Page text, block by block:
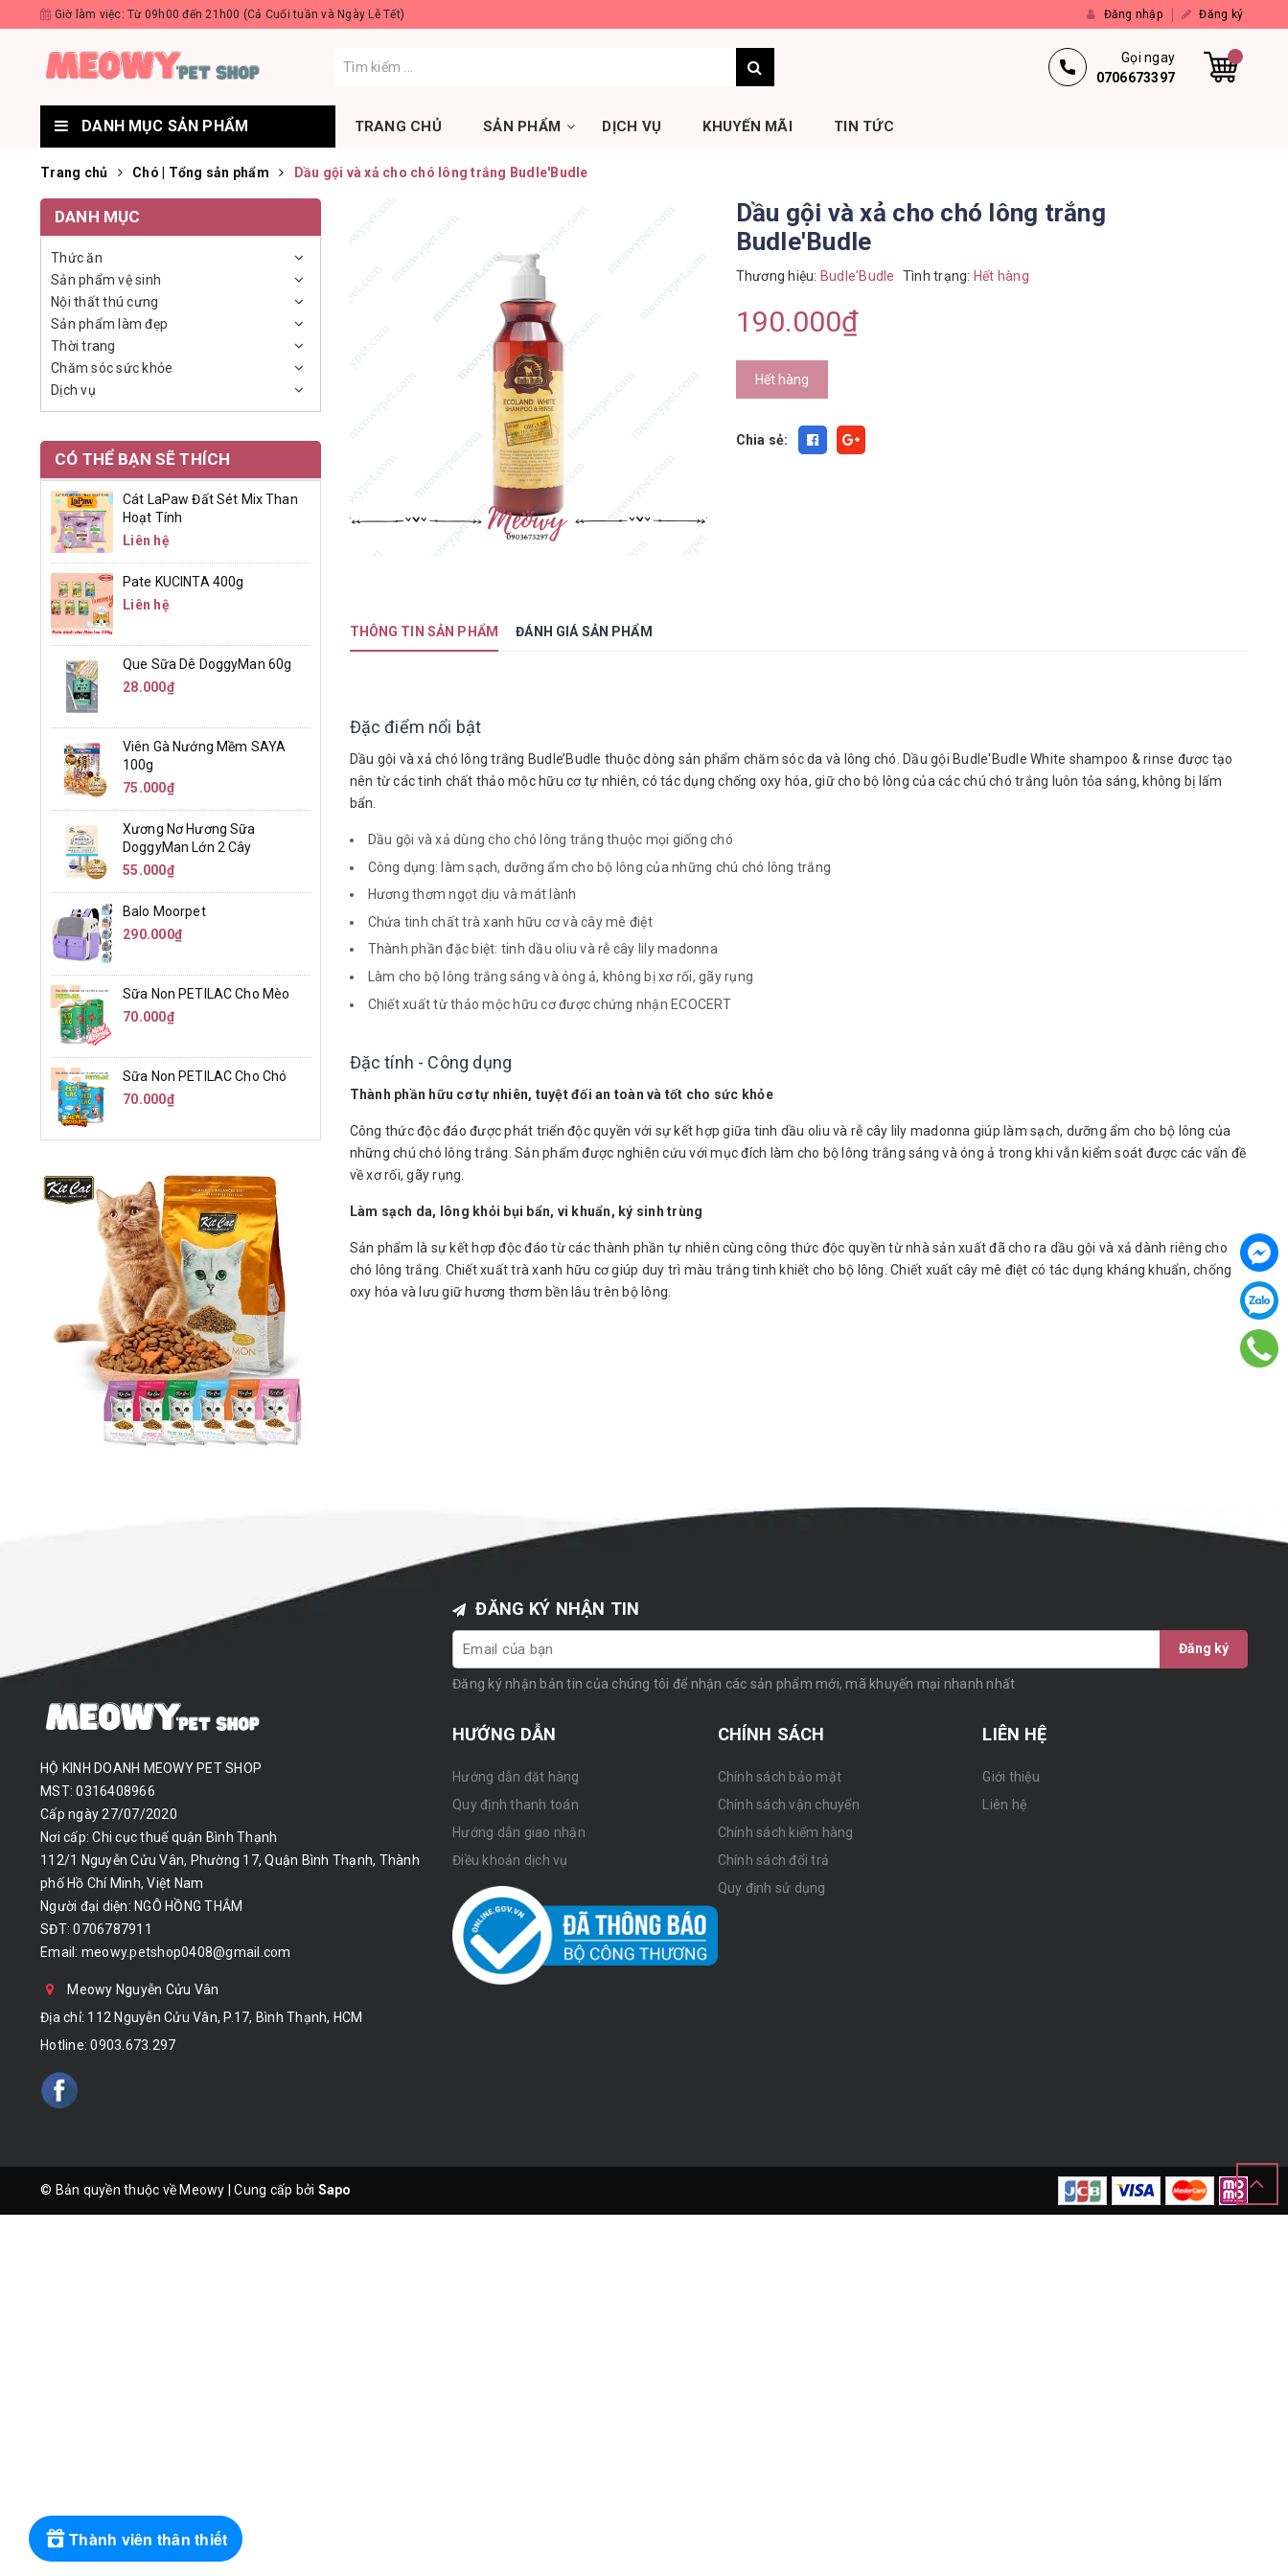
Giờ làm việc: Từ 09h00 đến 21h00 (Cả Cuối tuần và Ngày Lễ Tết) Đăng nhập Đăng ký
Gọi ngay
0706673397
DANH MỤC SẢN PHẨM TRANG CHỦ SẢN PHẨM DỊCH VỤ KHUYẾN MÃI TIN TỨC
Trang chủ Chó | Tổng sản phẩm Dầu gội và xả cho chó lông trắng Budle'Budle
Dầu gội và xả cho chó lông trắng
Budle'Budle
Thương hiệu: Budle'Budle Tình trạng: Hết hàng
190.000₫
Hết hàng
Chia sẻ:
THÔNG TIN SẢN PHẨM ĐÁNH GIÁ SẢN PHẨM
Đặc điểm nổi bật
Dầu gội và xả chó lông trắng Budle’Budle thuộc dòng sản phẩm chăm sóc da và lông chó. Dầu gội Budle'Budle White shampoo & rinse được tạo
nên từ các tinh chất thảo mộc hữu cơ tự nhiên, có tác dụng chống oxy hóa, giữ cho bộ lông của các chú chó trắng luôn tỏa sáng, không bị lấm
bẩn.
Dầu gội và xả dùng cho chó lông trắng thuộc mọi giống chó
Công dụng: làm sạch, dưỡng ẩm cho bộ lông của những chú chó lông trắng
Hương thơm ngọt dịu và mát lành
Chứa tinh chất trà xanh hữu cơ và cây mê điệt
Thành phần đặc biệt: tinh dầu oliu và rễ cây lily madonna
Làm cho bộ lông trắng sáng và óng ả, không bị xơ rối, gãy rụng
Chiết xuất từ thảo mộc hữu cơ được chứng nhận ECOCERT
Đặc tính - Công dụng
Thành phần hữu cơ tự nhiên, tuyệt đối an toàn và tốt cho sức khỏe
Công thức độc đáo được phát triển độc quyền với sự kết hợp giữa tinh dầu oliu và rễ cây lily madonna giúp làm sạch, dưỡng ẩm cho bộ lông của
những chú chó lông trắng. Sản phẩm được nghiên cứu với mục đích làm cho bộ lông trắng sáng và óng ả trong khi vẫn kiểm soát được các vấn đề
về xơ rối, gãy rụng.
Làm sạch da, lông khỏi bụi bẩn, vi khuẩn, ký sinh trùng
Sản phẩm là sự kết hợp độc đáo từ các thành phần tự nhiên cùng công thức độc quyền từ nhà sản xuất đã cho ra dầu gội và xả dành riêng cho
chó lông trắng. Chiết xuất trà xanh hữu cơ giúp duy trì màu trắng tinh khiết cho bộ lông. Chiết xuất cây mê điệt có tác dụng kháng khuẩn, chống
oxy hóa và lưu giữ hương thơm bền lâu trên bộ lông.
DANH MỤC
Thức ăn
Sản phẩm vệ sinh
Nội thất thú cưng
Sản phẩm làm đẹp
Thời trang
Chăm sóc sức khỏe
Dịch vụ
CÓ THỂ BẠN SẼ THÍCH
Cát LaPaw Đất Sét Mix Than
Hoạt Tính
Liên hệ
Pate KUCINTA 400g
Liên hệ
Que Sữa Dê DoggyMan 60g
28.000₫
Viên Gà Nướng Mềm SAYA
100g
75.000₫
Xương Nơ Hương Sữa
DoggyMan Lớn 2 Cây
55.000₫
Balo Moorpet
290.000₫
Sữa Non PETILAC Cho Mèo
70.000₫
Sữa Non PETILAC Cho Chó
70.000₫
HỘ KINH DOANH MEOWY PET SHOP
MST: 0316408966
Cấp ngày 27/07/2020
Nơi cấp: Chi cục thuế quận Bình Thạnh
112/1 Nguyễn Cửu Vân, Phường 17, Quận Bình Thạnh, Thành
phố Hồ Chí Minh, Việt Nam
Người đại diện: NGÔ HỒNG THẮM
SĐT: 0706787911
Email: meowy.petshop0408@gmail.com
Meowy Nguyễn Cửu Vân
Địa chỉ: 112 Nguyễn Cửu Vân, P.17, Bình Thạnh, HCM
Hotline:0903.673.297
ĐĂNG KÝ NHẬN TIN
Đăng ký
Đăng ký nhận bản tin của chúng tôi để nhận các sản phẩm mới, mã khuyến mại nhanh nhất
HƯỚNG DẪN
Hướng dẫn đặt hàng
Quy định thanh toán
Hướng dẫn giao nhận
Điều khoản dịch vụ
CHÍNH SÁCH
Chính sách bảo mật
Chính sách vận chuyển
Chính sách kiểm hàng
Chính sách đổi trả
Quy định sử dụng
LIÊN HỆ
Giới thiệu
Liên hệ
© Bản quyền thuộc về Meowy Cung cấp bởi Sapo
Thành viên thân thiết